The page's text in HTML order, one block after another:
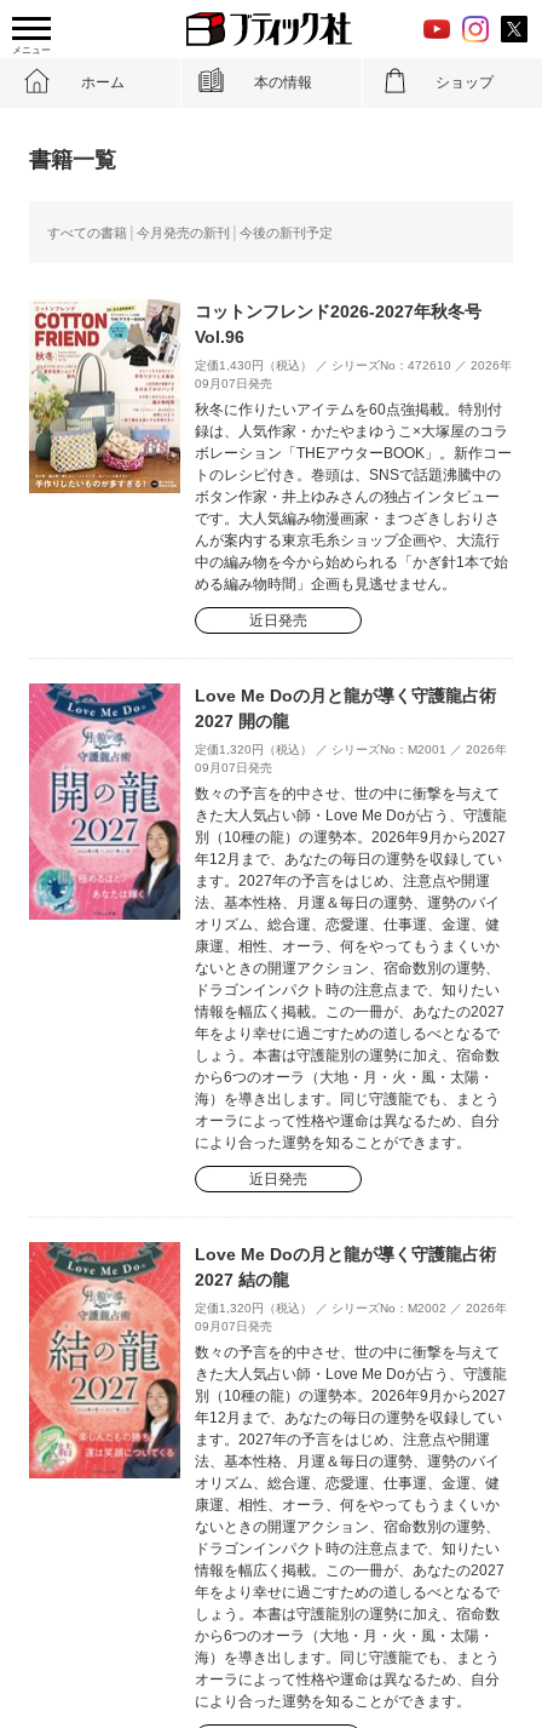
メニュー
ホーム 本の情報 ショップ
書籍一覧
すべての書籍 今月発売の新刊 今後の新刊予定
コットンフレンド2026-2027年秋冬号
Vol.96
定価1,430円（税込） ／ シリーズNo：472610 ／ 2026年
09月07日発売
秋冬に作りたいアイテムを60点強掲載。特別付
録は、人気作家・かたやまゆうこ×大塚屋のコラ
ボレーション「THEアウターBOOK」。新作コー
トのレシピ付き。巻頭は、SNSで話題沸騰中の
ボタン作家・井上ゆみさんの独占インタビュー
です。大人気編み物漫画家・まつざきしおりさ
んが案内する東京毛糸ショップ企画や、大流行
中の編み物を今から始められる「かぎ針1本で始
める編み物時間」企画も見逃せません。
近日発売
Love Me Doの月と龍が導く守護龍占術
2027 開の龍
定価1,320円（税込） ／ シリーズNo：M2001 ／ 2026年
09月07日発売
数々の予言を的中させ、世の中に衝撃を与えて
きた大人気占い師・Love Me Doが占う、守護龍
別（10種の龍）の運勢本。2026年9月から2027
年12月まで、あなたの毎日の運勢を収録してい
ます。2027年の予言をはじめ、注意点や開運
法、基本性格、月運＆毎日の運勢、運勢のバイ
オリズム、総合運、恋愛運、仕事運、金運、健
康運、相性、オーラ、何をやってもうまくいか
ないときの開運アクション、宿命数別の運勢、
ドラゴンインパクト時の注意点まで、知りたい
情報を幅広く掲載。この一冊が、あなたの2027
年をより幸せに過ごすための道しるべとなるで
しょう。本書は守護龍別の運勢に加え、宿命数
から6つのオーラ（大地・月・火・風・太陽・
海）を導き出します。同じ守護龍でも、まとう
オーラによって性格や運命は異なるため、自分
により合った運勢を知ることができます。
近日発売
Love Me Doの月と龍が導く守護龍占術
2027 結の龍
定価1,320円（税込） ／ シリーズNo：M2002 ／ 2026年
09月07日発売
数々の予言を的中させ、世の中に衝撃を与えて
きた大人気占い師・Love Me Doが占う、守護龍
別（10種の龍）の運勢本。2026年9月から2027
年12月まで、あなたの毎日の運勢を収録してい
ます。2027年の予言をはじめ、注意点や開運
法、基本性格、月運＆毎日の運勢、運勢のバイ
オリズム、総合運、恋愛運、仕事運、金運、健
康運、相性、オーラ、何をやってもうまくいか
ないときの開運アクション、宿命数別の運勢、
ドラゴンインパクト時の注意点まで、知りたい
情報を幅広く掲載。この一冊が、あなたの2027
年をより幸せに過ごすための道しるべとなるで
しょう。本書は守護龍別の運勢に加え、宿命数
から6つのオーラ（大地・月・火・風・太陽・
海）を導き出します。同じ守護龍でも、まとう
オーラによって性格や運命は異なるため、自分
により合った運勢を知ることができます。